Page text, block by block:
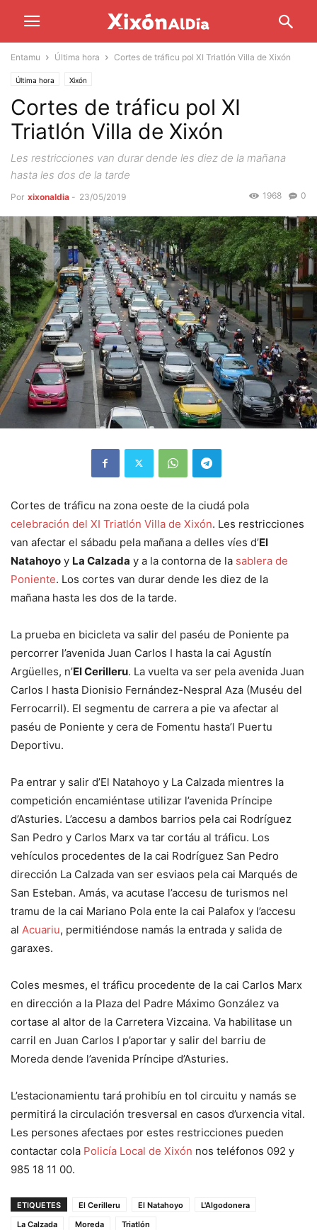
Entamu Última hora Cortes de tráficu pol XI Triatlón Villa de Xixón
Última hora Xixón
Cortes de tráficu pol XI
Triatlón Villa de Xixón
Les restricciones van durar dende les diez de la mañana
hasta les dos de la tarde
Por xixonaldia - 23/05/2019 0
1968
Cortes de tráficu na zona oeste de la ciudá pola
celebración del XI Triatlón Villa de Xixón. Les restricciones
van afectar el sábadu pela mañana a delles víes d’El
Natahoyo y La Calzada y a la contorna de la sablera de
Poniente. Los cortes van durar dende les diez de la
mañana hasta les dos de la tarde.
La prueba en bicicleta va salir del paséu de Poniente pa
percorrer l’avenida Juan Carlos I hasta la cai Agustín
Argüelles, n’El Cerilleru. La vuelta va ser pela avenida Juan
Carlos I hasta Dionisio Fernández-Nespral Aza (Muséu del
Ferrocarril). El segmentu de carrera a pie va afectar al
paséu de Poniente y cera de Fomentu hasta’l Puertu
Deportivu.
Pa entrar y salir d’El Natahoyo y La Calzada mientres la
competición encamiéntase utilizar l’avenida Príncipe
d’Asturies. L’accesu a dambos barrios pela cai Rodríguez
San Pedro y Carlos Marx va tar cortáu al tráficu. Los
vehículos procedentes de la cai Rodríguez San Pedro
dirección La Calzada van ser esviaos pela cai Marqués de
San Esteban. Amás, va acutase l’accesu de turismos nel
tramu de la cai Mariano Pola ente la cai Palafox y l’accesu
al Acuariu, permitiéndose namás la entrada y salida de
garaxes.
Coles mesmes, el tráficu procedente de la cai Carlos Marx
en dirección a la Plaza del Padre Máximo González va
cortase al altor de la Carretera Vizcaina. Va habilitase un
carril en Juan Carlos I p’aportar y salir del barriu de
Moreda dende l’avenida Príncipe d’Asturies.
L’estacionamientu tará prohibíu en tol circuitu y namás se
permitirá la circulación tresversal en casos d’urxencia vital.
Les persones afectaes por estes restricciones pueden
contactar cola Policía Local de Xixón nos teléfonos 092 y
985 18 11 00.
ETIQUETES El Cerilleru El Natahoyo
L'Algodonera
La Calzada
Moreda Triatlón